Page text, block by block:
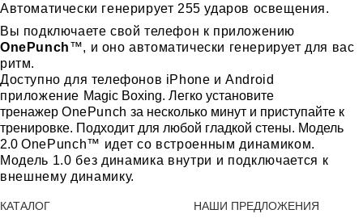
Автоматически генерирует 255 ударов освещения.
Вы подключаете свой телефон к приложению
OnePunch™, и оно автоматически генерирует для вас
ритм.
Доступно для телефонов iPhone и Android
приложение Magic Boxing. Легко установите
тренажер OnePunch за несколько минут и приступайте к
тренировке. Подходит для любой гладкой стены. Модель
2.0 OnePunch™ идет со встроенным динамиком.
Модель 1.0 без динамика внутри и подключается к
внешнему динамику.
КАТАЛОГ
НАШИ ПРЕДЛОЖЕНИЯ